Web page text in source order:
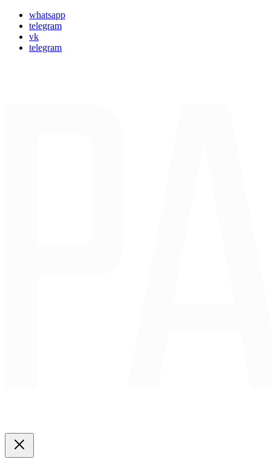
whatsapp
telegram
vk
telegram